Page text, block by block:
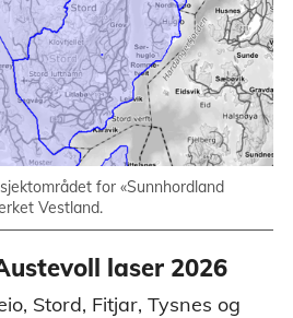
for «Sunnhordland
Vestland.
laser 2026
Stord, Fitjar, Tysnes og